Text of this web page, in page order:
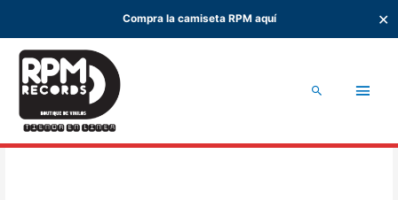
Compra la camiseta RPM aquí ✕
contenido
Buscar